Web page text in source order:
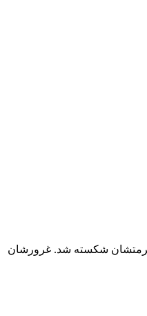
حرمتشان شکسته شد. غرورشان